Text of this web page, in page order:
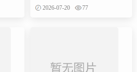
酒
婚庆迎宾区背景布置效果图KT
2026-07-20 77